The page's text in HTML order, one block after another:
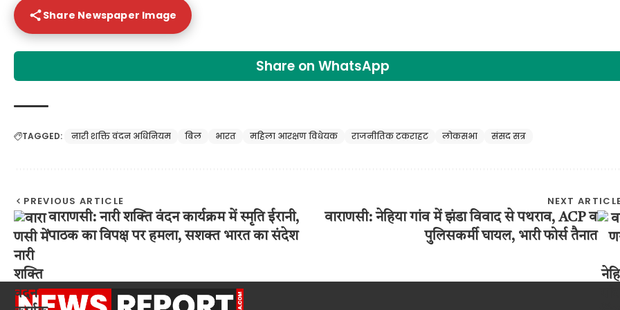
Share Newspaper Image
Share on WhatsApp
TAGGED: नारी शक्ति वंदन अधिनियम बिल भारत महिला आरक्षण विधेयक राजनीतिक टकराहट लोकसभा संसद सत्र
PREVIOUS ARTICLE
वाराणसी: नारी शक्ति वंदन कार्यक्रम में स्मृति ईरानी,
पाठक का विपक्ष पर हमला, सशक्त भारत का संदेश
NEXT
वाराणसी: नेहिया गांव में झंडा विवाद से पथराव, ACP व
पुलिसकर्मी घायल, भारी फोर्स तैनात